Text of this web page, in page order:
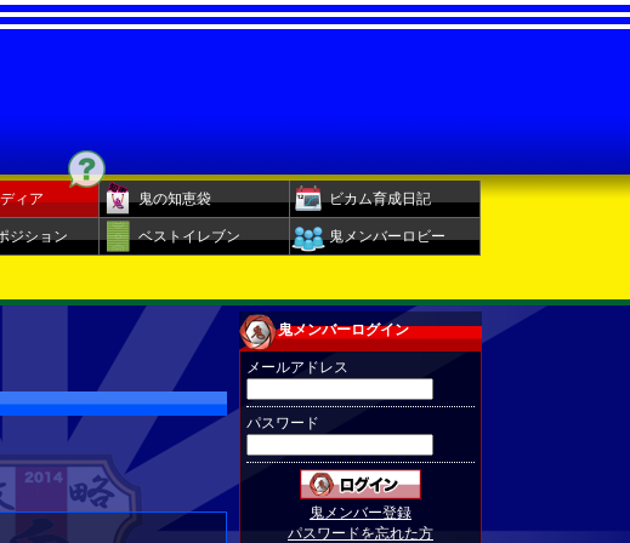
ィア 鬼の知恵袋 ビカム育成日記
ジション ベストイレブン 鬼メンバーロビー
鬼メンバーログイン
メールアドレス
パスワード
鬼メンバー登録
パスワードを忘れた方